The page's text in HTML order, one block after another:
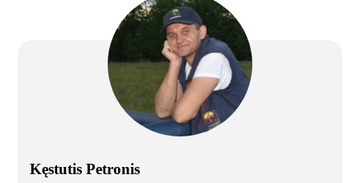
Kęstutis Petronis